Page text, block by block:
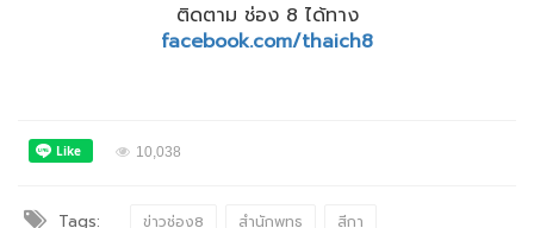
ติดตาม ช่อง 8 ได้ทาง
facebook.com/thaich8
10,038
Tags: ข่าวช่อง8 สำนักพุทธ
สีกา